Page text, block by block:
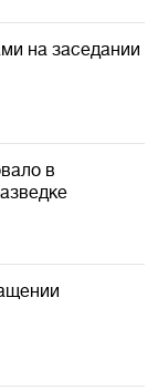
на заседании
в